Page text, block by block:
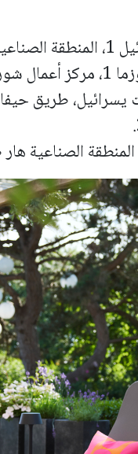
طريق حيفا 52، كريات آتا.